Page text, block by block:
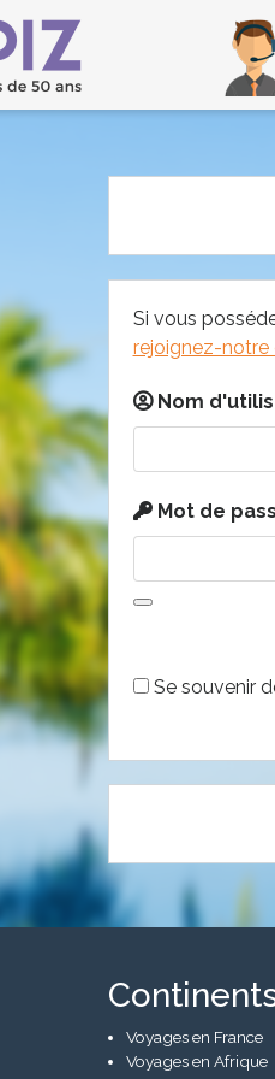
Si vous
rejoignez-
Nom
Mot de
Alternative:
Se souvenir
Voyages en France
Voyages en Afrique